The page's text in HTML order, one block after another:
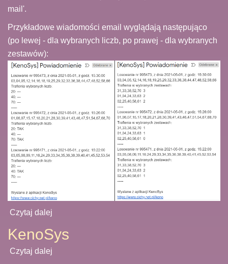
mail'.
Przykładowe wiadomości email wyglądają następująco
(po lewej - dla wybranych liczb, po prawej - dla wybranych
zestawów):
Czytaj dalej
KenoSys
Czytaj dalej